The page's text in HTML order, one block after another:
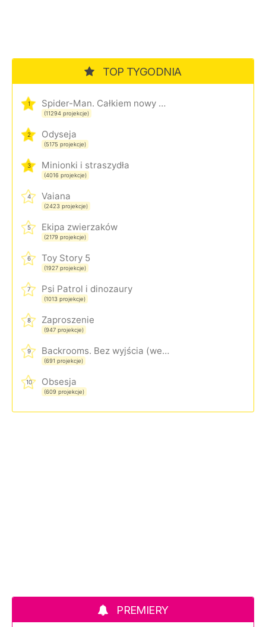
TOP TYGODNIA
1 Spider-Man. Całkiem nowy dzień
(11294 projekcje)
2 Odyseja
(5175 projekcje)
3 Minionki i straszydła
(4016 projekcje)
4 Vaiana
(2423 projekcje)
5 Ekipa zwierzaków
(2179 projekcje)
6 Toy Story 5
(1927 projekcje)
7 Psi Patrol i dinozaury
(1013 projekcje)
8 Zaproszenie
(947 projekcje)
9 Backrooms. Bez wyjścia (wersja rozszerzona)
(691 projekcje)
10 Obsesja
(609 projekcje)
PREMIERY